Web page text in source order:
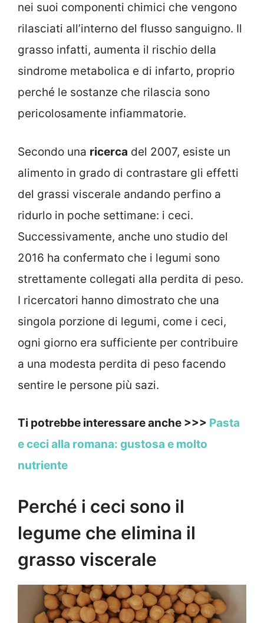
nei suoi componenti chimici che vengono
rilasciati all’interno del flusso sanguigno. Il
grasso infatti, aumenta il rischio della
sindrome metabolica e di infarto, proprio
perché le sostanze che rilascia sono
pericolosamente infiammatorie.
Secondo una ricerca del 2007, esiste un
alimento in grado di contrastare gli effetti
del grassi viscerale andando perfino a
ridurlo in poche settimane: i ceci.
Successivamente, anche uno studio del
2016 ha confermato che i legumi sono
strettamente collegati alla perdita di peso.
I ricercatori hanno dimostrato che una
singola porzione di legumi, come i ceci,
ogni giorno era sufficiente per contribuire
a una modesta perdita di peso facendo
sentire le persone più sazi.
Ti potrebbe interessare anche >>> Pasta
e ceci alla romana: gustosa e molto
nutriente
Perché i ceci sono il
legume che elimina il
grasso viscerale